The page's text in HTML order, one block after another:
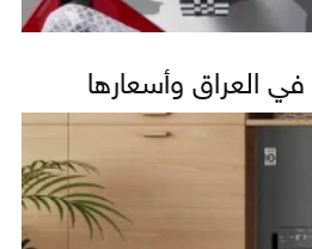
العراق وأسعارها